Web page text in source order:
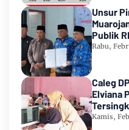
Unsur
Publik
Rabu,
Caleg
Elviana
Kamis,